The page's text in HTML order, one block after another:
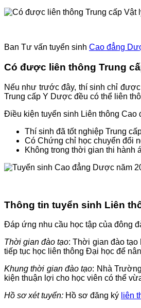
Ban Tư vấn tuyển sinh Cao đẳng
Có được liên thông Trung
Nếu như trước đây, thí sinh chỉ được
Trung cấp Y Dược đều có thể liên
Điều kiện tuyển sinh Liên thông Cao
Thí sinh đã tốt nghiệp Trung
Có Chứng chỉ học chuyển đổi
Không trong thời gian thi hành
Thông tin tuyển sinh Liên
Đáp ứng nhu cầu học tập của đông
Thời gian đào tạo: Thời gian đào tạo
tiếp tục học liên thông Đại học để
Khung thời gian đào tạo: Nhà
kiện thuận lợi cho học viên có thể
Hồ sơ xét tuyển: Hồ sơ đăng ký liên